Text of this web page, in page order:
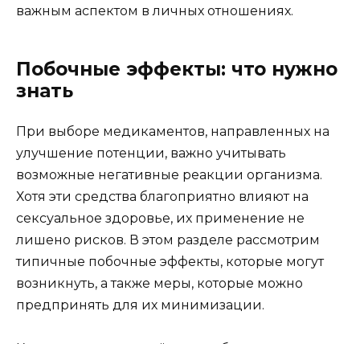
важным аспектом в личных отношениях.
Побочные эффекты: что нужно
знать
При выборе медикаментов, направленных на
улучшение потенции, важно учитывать
возможные негативные реакции организма.
Хотя эти средства благоприятно влияют на
сексуальное здоровье, их применение не
лишено рисков. В этом разделе рассмотрим
типичные побочные эффекты, которые могут
возникнуть, а также меры, которые можно
предпринять для их минимизации.